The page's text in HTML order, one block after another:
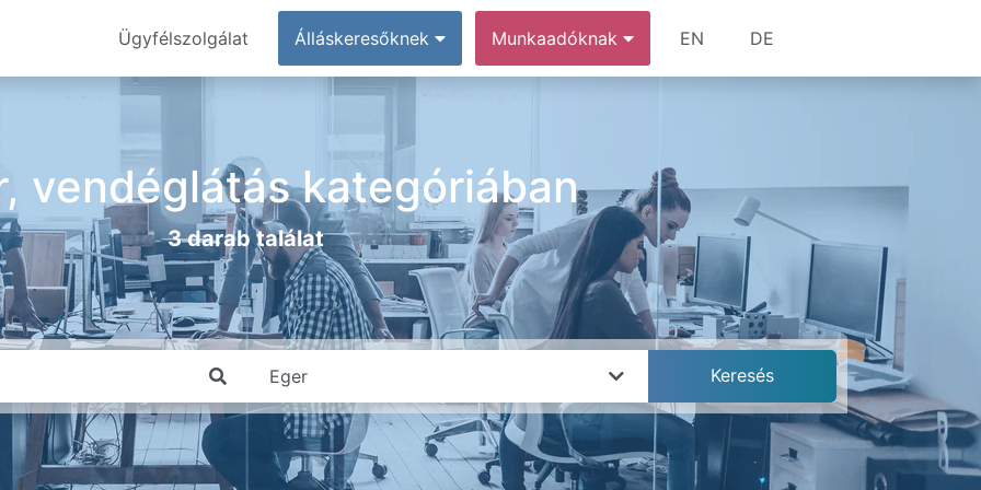
Ügyfélszolgálat Álláskeresőknek Munkaadóknak EN DE
vendéglátás kategóriában
3 darab találat